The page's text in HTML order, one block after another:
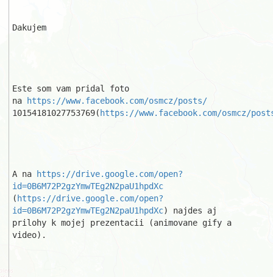
Dakujem
Este som vam pridal foto
na
https://www.facebook.com/osmcz/posts/
10154181027753769( https://www.facebook.com/osmcz/
A na
https://drive.google.com/open?
id=0B6M72P2gzYmwTEg2N2paU1hpdXc
( https://drive.google.com/open?
id=0B6M72P2gzYmwTEg2N2paU1hpdXc) najdes aj
prilohy k mojej prezentacii (animovane gify a
video).